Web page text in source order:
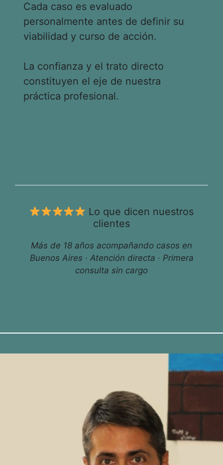
Cada caso es evaluado
personalmente antes de definir su
viabilidad y curso de acción.
La confianza y el trato directo
constituyen el eje de nuestra
práctica profesional.
Lo que dicen nuestros
clientes
Más de 18 años acompañando casos en
Buenos Aires · Atención directa · Primera
consulta sin cargo